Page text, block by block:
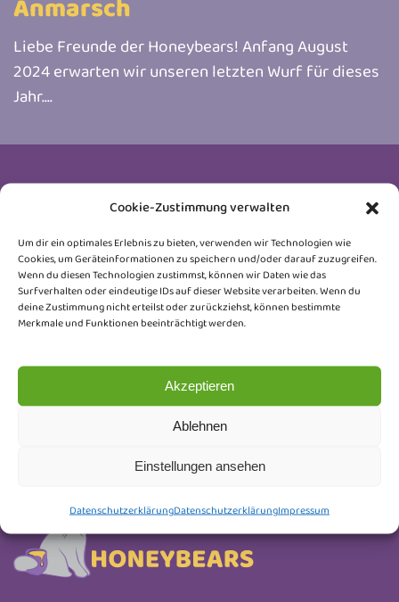
Cookie-Zustimmung verwalten
Um dir ein optimales Erlebnis zu bieten, verwenden wir Technologien wie
Cookies, um Geräteinformationen zu speichern und/oder darauf zuzugreifen.
Wenn du diesen Technologien zustimmst, können wir Daten wie das
Surfverhalten oder eindeutige IDs auf dieser Website verarbeiten. Wenn du
deine Zustimmung nicht erteilst oder zurückziehst, können bestimmte
Merkmale und Funktionen beeinträchtigt werden.
Akzeptieren
Ablehnen
Einstellungen ansehen
DatenschutzerklärungDatenschutzerklärungImpressum
Liebe Freunde der Honeybears! Anfang August
2024 erwarten wir unseren letzten Wurf für dieses
Jahr....
Newsletter
Trag dich ein und erhalte Neuigkeiten rund um
unsere Honeybears, Wurfankündigungen, Kitten-
Updates und kleine Einblicke hinter die Kulissen.
Keine Werbung, nur liebevoll ausgesuchte Infos.
Newsletter Anmeldung